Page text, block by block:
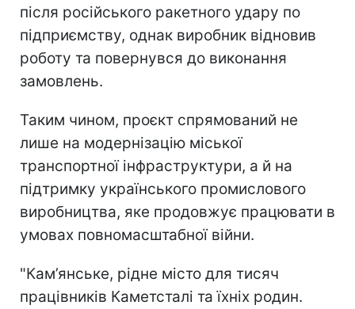
після російського ракетного удару по
підприємству, однак виробник відновив
роботу та повернувся до виконання
замовлень.
Таким чином, проєкт спрямований не
лише на модернізацію міської
транспортної інфраструктури, а й на
підтримку українського промислового
виробництва, яке продовжує працювати в
умовах повномасштабної війни.
"Кам’янське, рідне місто для тисяч
працівників Каметсталі та їхніх родин.